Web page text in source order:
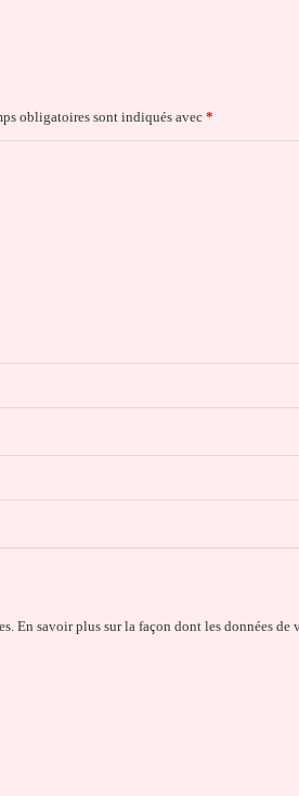
obligatoires sont indiqués avec *
En savoir plus sur la façon dont les données de